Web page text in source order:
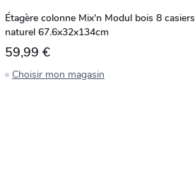
Étagère colonne Mix'n Modul bois 8 casiers
naturel 67.6x32x134cm
59,99 €
Choisir mon magasin